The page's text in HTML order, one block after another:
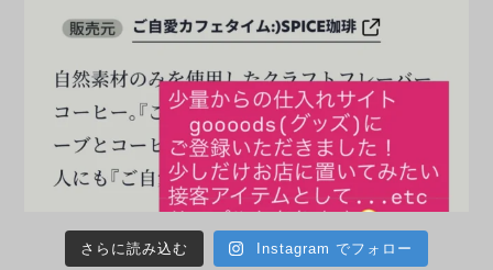
さらに読み込む Instagram でフォロー